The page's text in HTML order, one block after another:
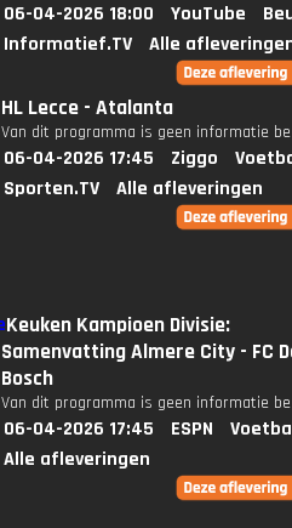
06-04-2026 18:00 YouTube
Informatief.TV
Alle
HL Lecce - Atalanta
Van dit programma is geen informatie
06-04-2026 17:45 Ziggo
Sporten.TV
Alle afleveringen
Keuken Kampioen Divisie:
Samenvatting Almere City - FC
Bosch
Van dit programma is geen informatie
06-04-2026 17:45 ESPN
Alle afleveringen